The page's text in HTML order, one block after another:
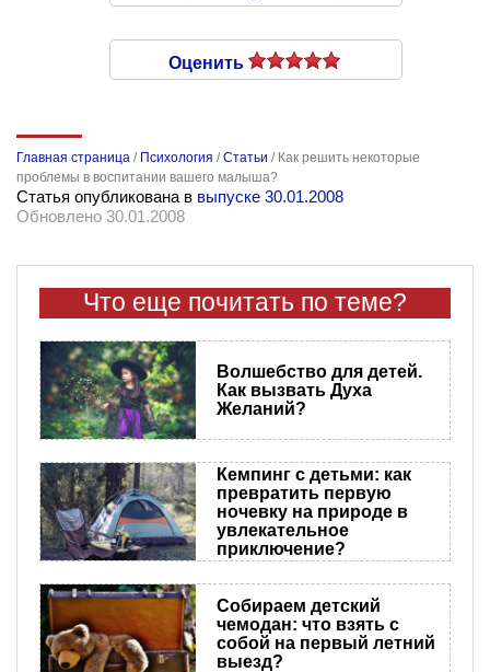
Оценить
Главная страница / Психология /Статьи / Как решить некоторые
проблемы в воспитании вашего малыша?
Статья опубликована в выпуске 30.01.2008
Обновлено 30.01.2008
Что еще почитать по теме?
Волшебство для детей.
Как вызвать Духа
Желаний?
Кемпинг с детьми: как
превратить первую
ночевку на природе в
увлекательное
приключение?
Собираем детский
чемодан: что взять с
собой на первый летний
выезд?